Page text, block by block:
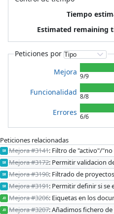
Tiempo
Estimated remaining
Peticiones por
Mejora 9/9
Funcionalidad 8/8
Errores 6/6
Peticiones relacionadas
SR Mejora #3141: Filtro de "activo"/
SR Mejora #3172: Permitir validacion
SR Mejora #3190: Filtrado de
SR Mejora #3191: Permitir definir si se
JO Mejora #3206: Eiquetas en los
JO Mejora #3207: Añadimos fichero